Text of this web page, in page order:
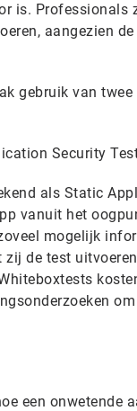
is. Professionals
aangezien
gebruik van
Security
als Static
vanuit het
mogelijk
zij de test
een onwetende